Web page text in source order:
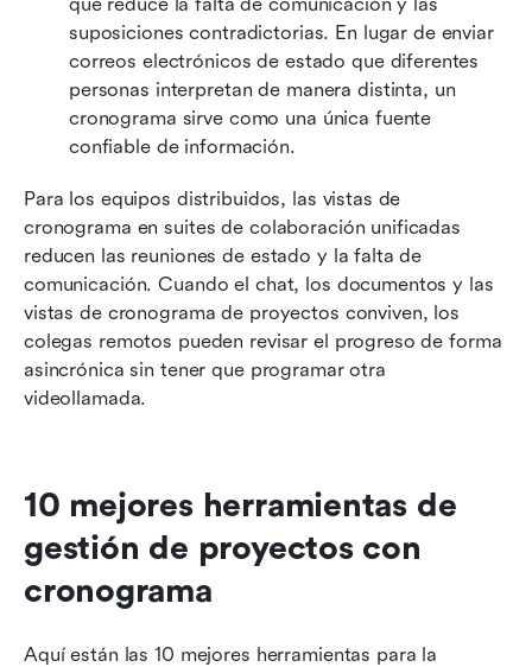
suposiciones contradictorias. En lugar de enviar
correos electrónicos de estado que diferentes
personas interpretan de manera distinta, un
cronograma sirve como una única fuente
confiable de información.
Para los equipos distribuidos, las vistas de
cronograma en suites de colaboración unificadas
reducen las reuniones de estado y la falta de
comunicación. Cuando el chat, los documentos y las
vistas de cronograma de proyectos conviven, los
colegas remotos pueden revisar el progreso de forma
asincrónica sin tener que programar otra
videollamada.
10 mejores herramientas de
gestión de proyectos con
cronograma
Aquí están las 10 mejores herramientas para la